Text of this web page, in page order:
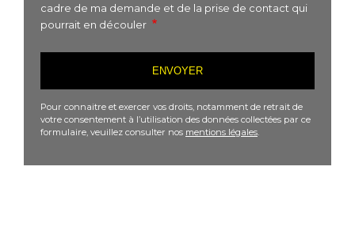
cadre de ma demande et de la prise de contact qui
pourrait en découler
Pour connaitre et exercer vos droits, notamment de retrait de
votre consentement à l’utilisation des données collectées par ce
formulaire, veuillez consulter nos mentions légales